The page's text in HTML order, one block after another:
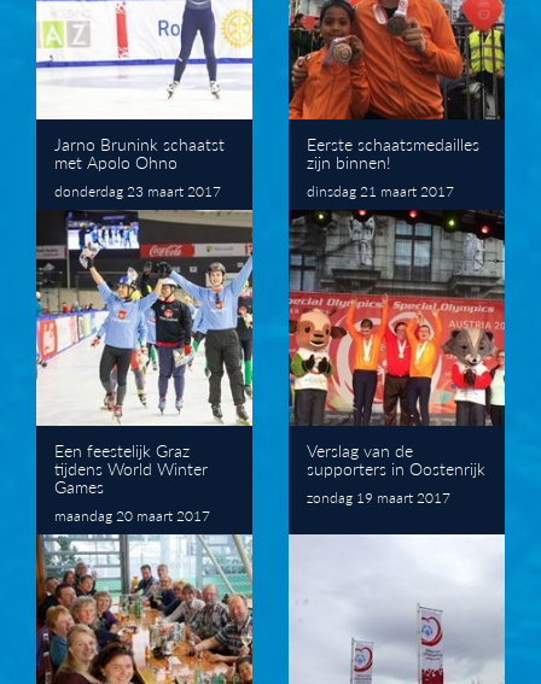
Jarno Brunink schaatst
met Apolo Ohno
donderdag 23 maart 2017
Eerste schaatsmedailles
zijn binnen!
dinsdag 21 maart 2017
Een feestelijk Graz
tijdens World Winter
Games
maandag 20 maart 2017
Verslag van de
supporters in Oostenrijk
zondag 19 maart 2017